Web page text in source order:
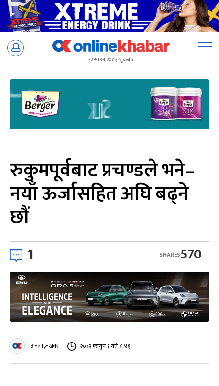
Skip
२२ साउन २०८३, शुक्रबार
रुकुमपूर्वबाट प्रचण्डले भने–
नयाँ ऊर्जासहित अघि बढ्ने
छौं
1 570
SHARES
अनलाइनखबर २०८२ फागुन १ गते ८:४१